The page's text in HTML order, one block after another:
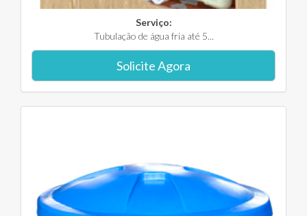
Serviço:
Tubulação de água fria até 5...
Solicite Agora